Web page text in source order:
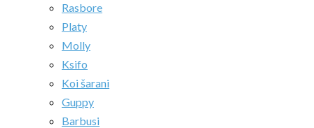
Rasbore
Platy
Molly
Ksifo
Koi šarani
Guppy
Barbusi